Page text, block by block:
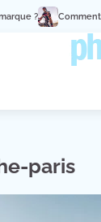
? Comment
paris